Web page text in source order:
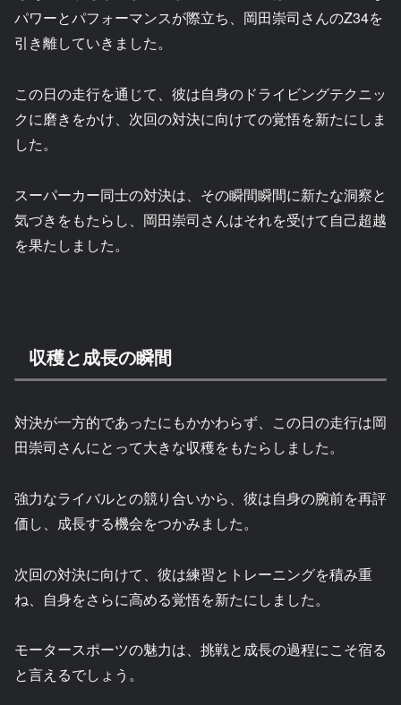
パワーとパフォーマンスが際立ち、岡田崇司さんのZ34を
引き離していきました。
この日の走行を通じて、彼は自身のドライビングテクニッ
クに磨きをかけ、次回の対決に向けての覚悟を新たにしま
した。
スーパーカー同士の対決は、その瞬間瞬間に新たな洞察と
気づきをもたらし、岡田崇司さんはそれを受けて自己超越
を果たしました。
収穫と成長の瞬間
対決が一方的であったにもかかわらず、この日の走行は岡
田崇司さんにとって大きな収穫をもたらしました。
強力なライバルとの競り合いから、彼は自身の腕前を再評
価し、成長する機会をつかみました。
次回の対決に向けて、彼は練習とトレーニングを積み重
ね、自身をさらに高める覚悟を新たにしました。
モータースポーツの魅力は、挑戦と成長の過程にこそ宿る
と言えるでしょう。